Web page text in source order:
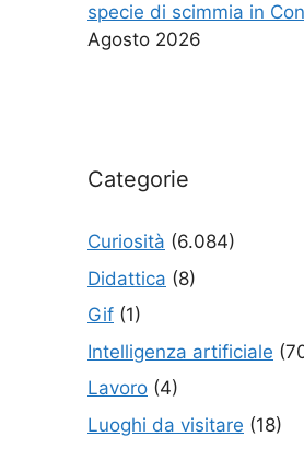
specie di scimmia in
Agosto 2026
Categorie
Curiosità (6.084)
Didattica (8)
Gif (1)
Intelligenza artificiale
Lavoro (4)
Luoghi da visitare (18)